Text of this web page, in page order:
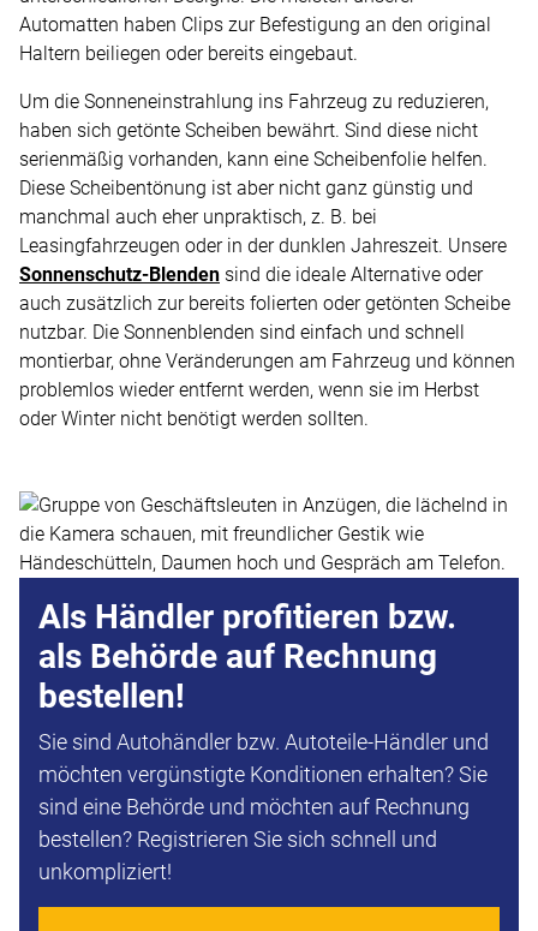
Automatten haben Clips zur Befestigung an den original
Haltern beiliegen oder bereits eingebaut.
Um die Sonneneinstrahlung ins Fahrzeug zu reduzieren,
haben sich getönte Scheiben bewährt. Sind diese nicht
serienmäßig vorhanden, kann eine Scheibenfolie helfen.
Diese Scheibentönung ist aber nicht ganz günstig und
manchmal auch eher unpraktisch, z. B. bei
Leasingfahrzeugen oder in der dunklen Jahreszeit. Unsere
Sonnenschutz-Blenden sind die ideale Alternative oder
auch zusätzlich zur bereits folierten oder getönten Scheibe
nutzbar. Die Sonnenblenden sind einfach und schnell
montierbar, ohne Veränderungen am Fahrzeug und können
problemlos wieder entfernt werden, wenn sie im Herbst
oder Winter nicht benötigt werden sollten.
Als Händler profitieren bzw.
als Behörde auf Rechnung
bestellen!
Sie sind Autohändler bzw. Autoteile-Händler und
möchten vergünstigte Konditionen erhalten? Sie
sind eine Behörde und möchten auf Rechnung
bestellen? Registrieren Sie sich schnell und
unkompliziert!